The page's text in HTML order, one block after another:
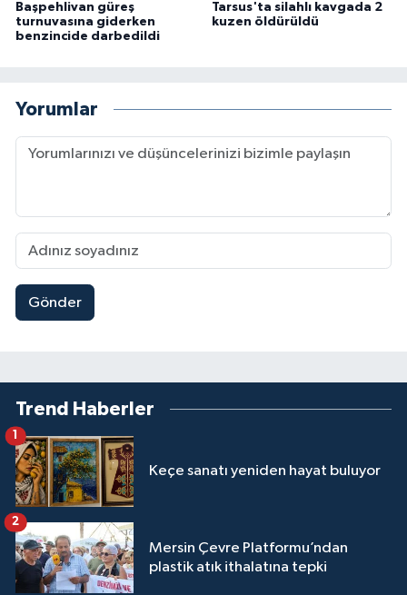
Başpehlivan güreş
turnuvasına giderken
benzincide darbedildi
Tarsus'ta silahlı kavgada 2
kuzen öldürüldü
Yorumlar
Gönder
Trend Haberler
Keçe sanatı yeniden hayat buluyor
1
Mersin Çevre Platformu’ndan
plastik atık ithalatına tepki
2